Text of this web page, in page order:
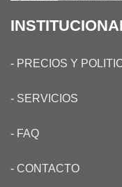
- PRECIOS Y
- SERVICIOS
- FAQ
- CONTACTO